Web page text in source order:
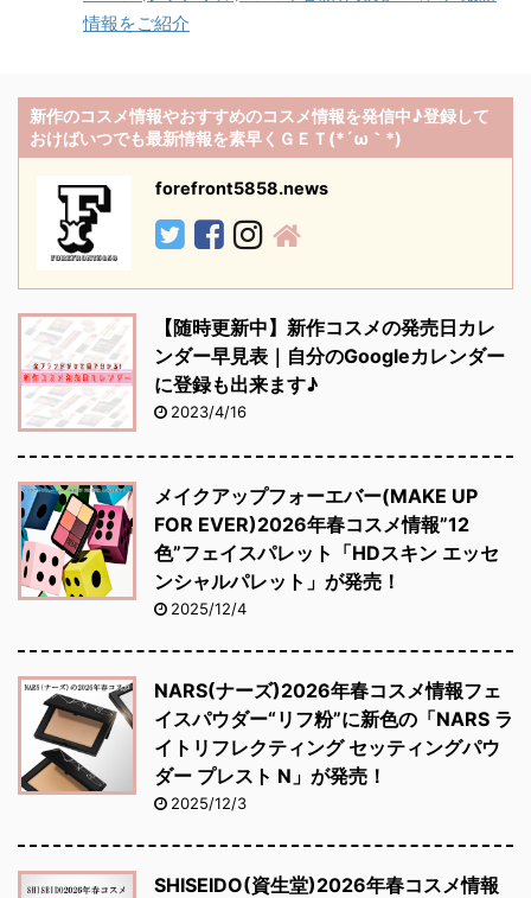
情報をご紹介
新作のコスメ情報やおすすめのコスメ情報を発信中♪登録して
おけばいつでも最新情報を素早くＧＥＴ(*´ω｀*)
forefront5858.news
【随時更新中】新作コスメの発売日カレ
ンダー早見表｜自分のGoogleカレンダー
に登録も出来ます♪
2023/4/16
メイクアップフォーエバー(MAKE UP
FOR EVER)2026年春コスメ情報”12
色”フェイスパレット「HDスキン エッセ
ンシャルパレット」が発売！
2025/12/4
NARS(ナーズ)2026年春コスメ情報フェ
イスパウダー“リフ粉”に新色の「NARS ラ
イトリフレクティング セッティングパウ
ダー プレスト N」が発売！
2025/12/3
SHISEIDO(資生堂)2026年春コスメ情報